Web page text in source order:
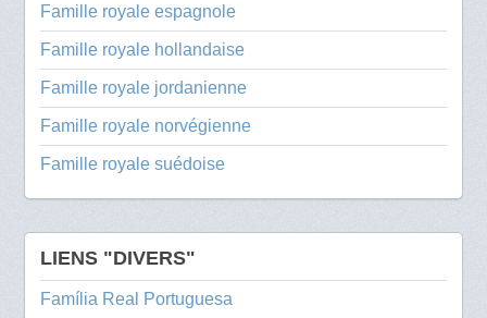
Famille royale espagnole
Famille royale hollandaise
Famille royale jordanienne
Famille royale norvégienne
Famille royale suédoise
LIENS "DIVERS"
Família Real Portuguesa